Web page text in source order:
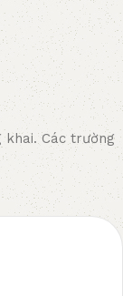
khai. Các trường